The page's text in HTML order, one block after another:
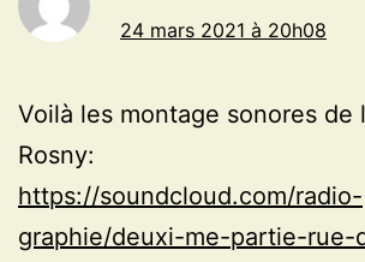
24 mars 2021 à 20h08
Voilà les montage sonores de
Rosny:
https://soundcloud.com/radio-
graphie/deuxi-me-partie-rue-